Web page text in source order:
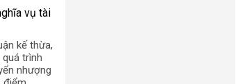
kế thừa,
trình
nhượng